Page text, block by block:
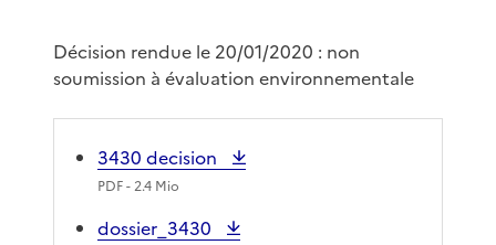
Décision rendue le 20/01/2020 : non
soumission à évaluation environnementale
3430 decision
PDF- 2.4 Mio
dossier_3430